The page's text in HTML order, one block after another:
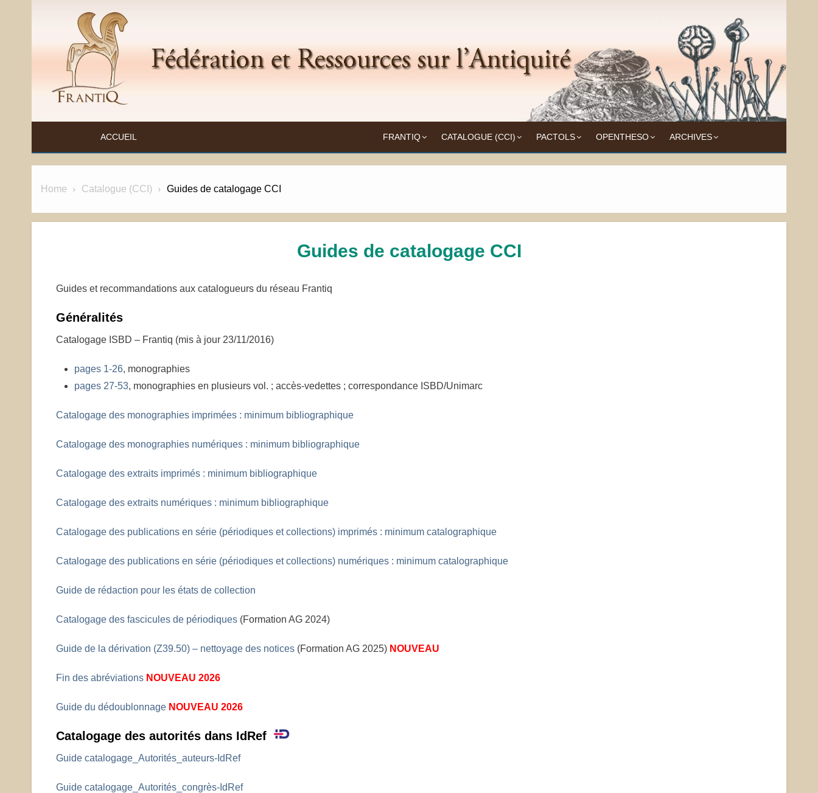
Frantiq
FÉDÉRATION ET RESSOURCES SUR L'ANTIQUITÉ
ACCUEIL FRANTIQ CATALOGUE (CCI) PACTOLS OPENTHESO ARCHIVES
Home Catalogue (CCI) Guides de catalogage CCI
Guides de catalogage CCI
Guides et recommandations aux catalogueurs du réseau Frantiq
Généralités
Catalogage ISBD – Frantiq (mis à jour 23/11/2016)
pages 1-26, monographies
pages 27-53, monographies en plusieurs vol. ; accès-vedettes ; correspondance ISBD/Unimarc
Catalogage des monographies imprimées : minimum bibliographique
Catalogage des monographies numériques : minimum bibliographique
Catalogage des extraits imprimés : minimum bibliographique
Catalogage des extraits numériques : minimum bibliographique
Catalogage des publications en série (périodiques et collections) imprimés : minimum catalographique
Catalogage des publications en série (périodiques et collections) numériques : minimum catalographique
Guide de rédaction pour les états de collection
Catalogage des fascicules de périodiques (Formation AG 2024)
Guide de la dérivation (Z39.50) – nettoyage des notices (Formation AG 2025) NOUVEAU
Fin des abréviations NOUVEAU 2026
Guide du dédoublonnage NOUVEAU 2026
Catalogage des autorités dans IdRef
Guide catalogage_Autorités_auteurs-IdRef
Guide catalogage_Autorités_congrès-IdRef